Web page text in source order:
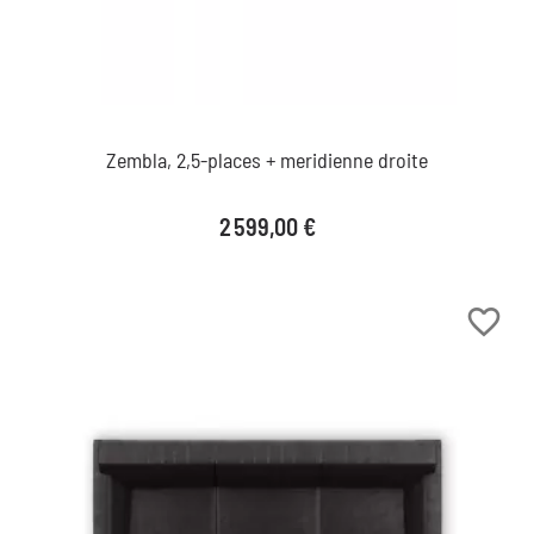
Zembla, 2,5-places + meridienne droite
Prix
2 599,00 €
favorite_border